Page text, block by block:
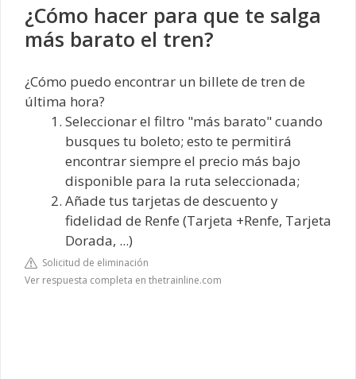
¿Cómo hacer para que te salga
más barato el tren?
¿Cómo puedo encontrar un billete de tren de
última hora?
Seleccionar el filtro "más barato" cuando
busques tu boleto; esto te permitirá
encontrar siempre el precio más bajo
disponible para la ruta seleccionada;
Añade tus tarjetas de descuento y
fidelidad de Renfe (Tarjeta +Renfe, Tarjeta
Dorada, ...)
Solicitud de eliminación
Ver respuesta completa en thetrainline.com